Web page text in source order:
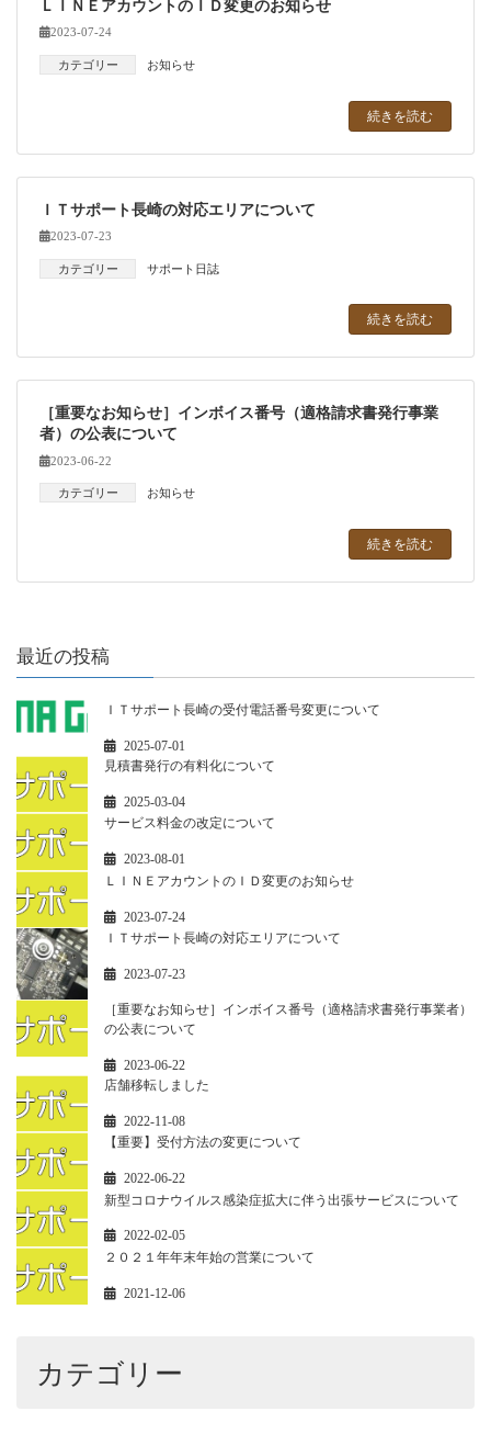
ＬＩＮＥアカウントのＩＤ変更のお知らせ
2023-07-24
カテゴリー お知らせ
続きを読む
ＩＴサポート長崎の対応エリアについて
2023-07-23
カテゴリー サポート日誌
続きを読む
［重要なお知らせ］インボイス番号（適格請求書発行事業
者）の公表について
2023-06-22
カテゴリー お知らせ
続きを読む
最近の投稿
ＩＴサポート長崎の受付電話番号変更について
2025-07-01
見積書発行の有料化について
2025-03-04
サービス料金の改定について
2023-08-01
ＬＩＮＥアカウントのＩＤ変更のお知らせ
2023-07-24
ＩＴサポート長崎の対応エリアについて
2023-07-23
［重要なお知らせ］インボイス番号（適格請求書発行事業者）
の公表について
2023-06-22
店舗移転しました
2022-11-08
【重要】受付方法の変更について
2022-06-22
新型コロナウイルス感染症拡大に伴う出張サービスについて
2022-02-05
２０２１年年末年始の営業について
2021-12-06
カテゴリー